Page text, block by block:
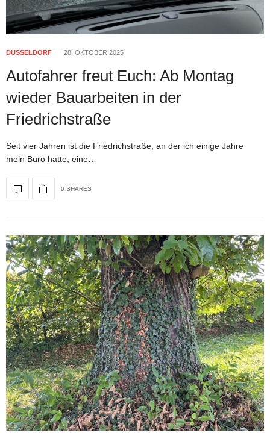
DÜSSELDORF 28. OKTOBER 2025
Autofahrer freut Euch: Ab Montag
wieder Bauarbeiten in der
Friedrichstraße
Seit vier Jahren ist die Friedrichstraße, an der ich einige Jahre
mein Büro hatte, eine…
0 SHARES